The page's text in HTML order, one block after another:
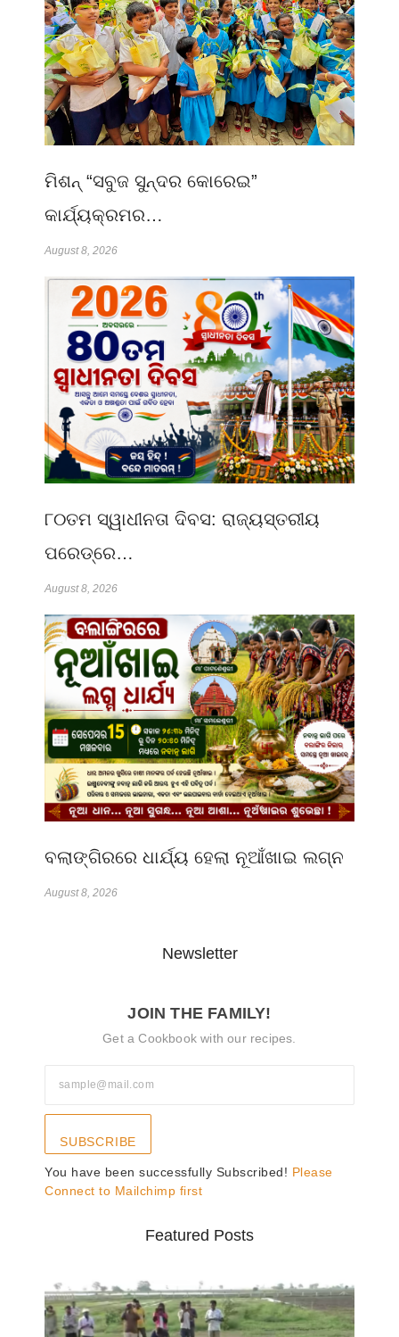
ମିଶନ୍ “ସବୁଜ ସୁନ୍ଦର କୋରେଇ”
କାର୍ଯ୍ୟକ୍ରମର…
August 8, 2026
୮୦ତମ ସ୍ୱାଧୀନତା ଦିବସ: ରାଜ୍ୟସ୍ତରୀୟ
ପରେଡ୍‌ରେ…
August 8, 2026
ବଲାଙ୍ଗିରରେ ଧାର୍ଯ୍ୟ ହେଲା ନୂଆଁଖାଇ ଲଗ୍ନ
August 8, 2026
Newsletter
JOIN THE FAMILY!
Get a Cookbook with our recipes.
SUBSCRIBE
You have been successfully Subscribed! Please
Connect to Mailchimp first
Featured Posts